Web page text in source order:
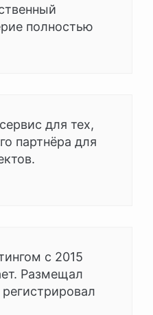
полностью
для тех,
партнёра для
с 2015
Размещал